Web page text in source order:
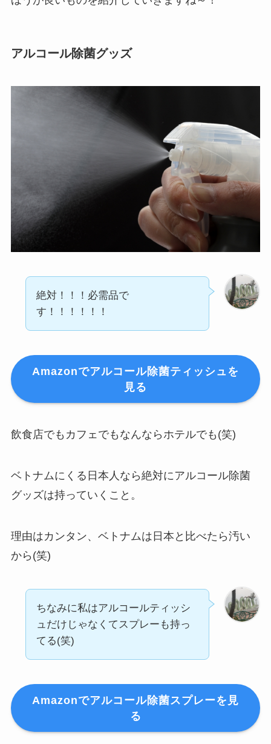
アルコール除菌グッズ
絶対！！！必需品で
す！！！！！！
Amazonでアルコール除菌ティッシュを
見る
飲食店でもカフェでもなんならホテルでも(笑)
ベトナムにくる日本人なら絶対にアルコール除菌
グッズは持っていくこと。
理由はカンタン、ベトナムは日本と比べたら汚い
から(笑)
ちなみに私はアルコールティッシ
ュだけじゃなくてスプレーも持っ
てる(笑)
Amazonでアルコール除菌スプレーを見
る